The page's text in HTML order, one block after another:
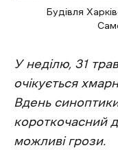
Будівля
У неділю, 31
очікується
Вдень
короткочасний
можливі грози.